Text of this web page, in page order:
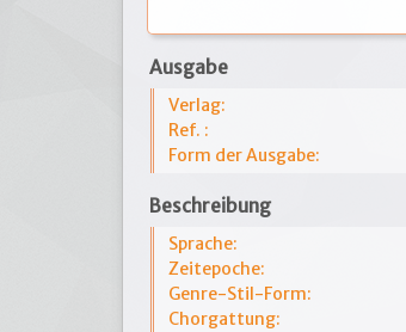
Ausgabe
Verlag:
Ref. :
Form der Ausgabe:
Beschreibung
Sprache:
Zeitepoche:
Genre-Stil-Form:
Chorgattung: